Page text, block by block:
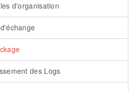
d'organisation
des Logs